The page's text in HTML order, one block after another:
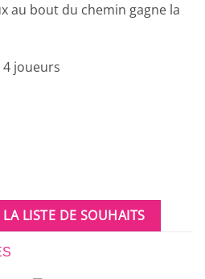
au bout du chemin gagne la
joueurs
LA LISTE DE SOUHAITS